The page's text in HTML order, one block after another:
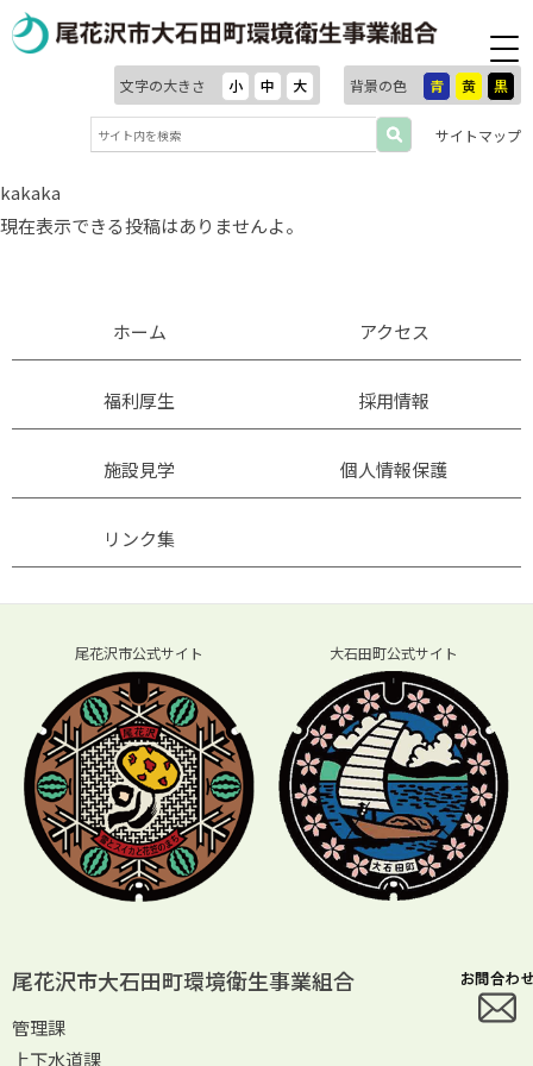
文字の大きさ 小 中 大 背景の色 青 黄 黒
サイトマップ
kakaka
現在表示できる投稿はありませんよ。
ホーム アクセス
福利厚生 採用情報
施設見学 個人情報保護
リンク集
尾花沢市公式サイト 大石田町公式サイト
尾花沢市大石田町環境衛生事業組合
管理課
上下水道課